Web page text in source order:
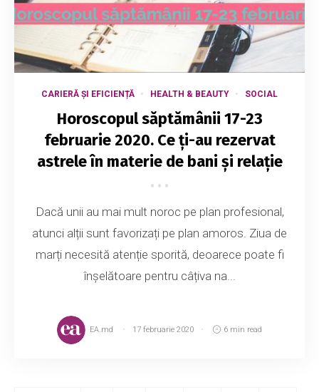
CARIERĂ ȘI EFICIENȚĂ HEALTH & BEAUTY SOCIAL
Horoscopul săptămânii 17-23
februarie 2020. Ce ți-au rezervat
astrele în materie de bani și relație
Dacă unii au mai mult noroc pe plan profesional,
atunci alții sunt favorizați pe plan amoros. Ziua de
marți necesită atenție sporită, deoarece poate fi
înșelătoare pentru câțiva na...
EA.md 17 februarie 2020 6 min read